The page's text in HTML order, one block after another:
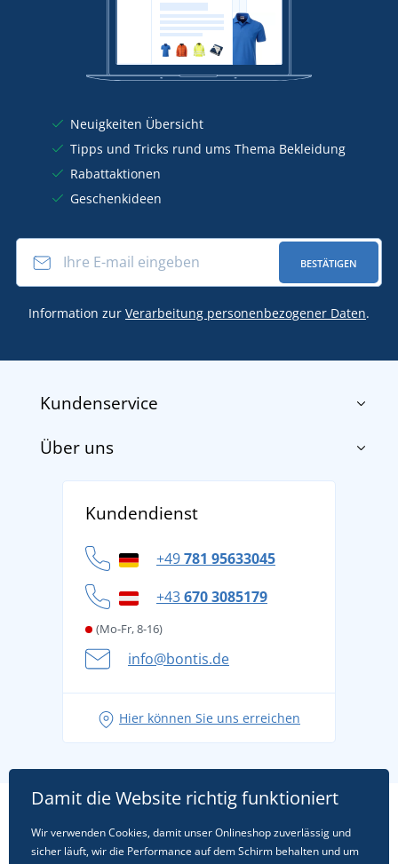
Neuigkeiten Übersicht
Tipps und Tricks rund ums Thema Bekleidung
Rabattaktionen
Geschenkideen
BESTÄTIGEN
Information zur Verarbeitung personenbezogener Daten.
Kundenservice
Impressum
Versand und Zahlung
Datenschutz
Cookie-Richtlinie
Über uns
Für Unternehmen und Organisationen
Kundendienst
+49781 95633045
+43670 3085179
(Mo-Fr, 8-16)
info@bontis.de
Hier können Sie uns erreichen
Damit die Website richtig funktioniert
Wir verwenden Cookies, damit unser Onlineshop zuverlässig und
sicher läuft, wir die Performance auf dem Schirm behalten und um